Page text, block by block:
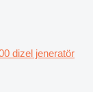
dizel jeneratör